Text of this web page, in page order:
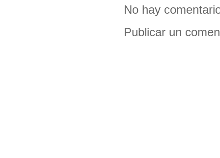
No hay
Publicar un